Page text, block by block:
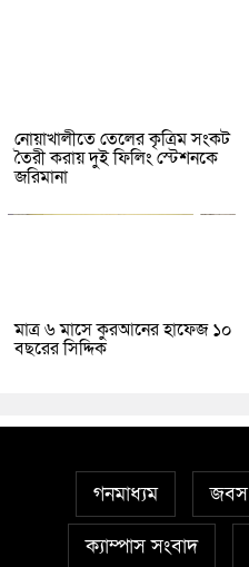
নোয়াখালীতে তেলের কৃত্রিম সংকট
তৈরী করায় দুই ফিলিং স্টেশনকে
জরিমানা
মাত্র ৬ মাসে কুরআনের হাফেজ ১০
বছরের সিদ্দিক
গনমাধ্যম জবস
ক্যাম্পাস সংবাদ